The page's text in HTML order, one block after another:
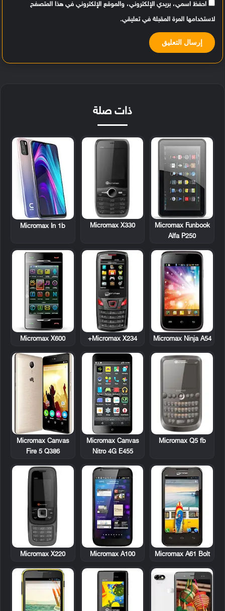
احفظ اسمي، بريدي الإلكتروني، والموقع الإلكتروني في هذا المتصفح
لاستخدامها المرة المقبلة في تعليقي.
ذات صلة
Micromax Funbook
Alfa P250
Micromax X330
Micromax In 1b
Micromax Ninja A54
Micromax X234+
Micromax X600
Micromax Q5 fb
Micromax Canvas
Nitro 4G E455
Micromax Canvas
Fire 5 Q386
Micromax A61 Bolt
Micromax A100
Micromax X220